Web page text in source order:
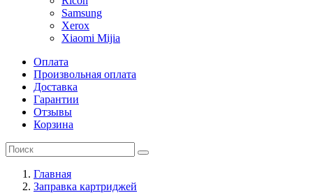
Samsung
Xerox
Xiaomi Mijia
Оплата
Произвольная оплата
Доставка
Гарантии
Отзывы
Корзина
Главная
Заправка картриджей